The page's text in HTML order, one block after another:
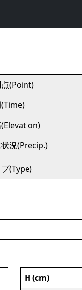
(Point)
況(Precip.)
プ(Type)
H (cm)